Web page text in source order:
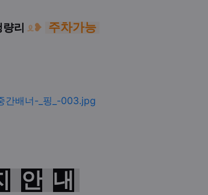
량리ᦸ❥ 주차가능
안 내